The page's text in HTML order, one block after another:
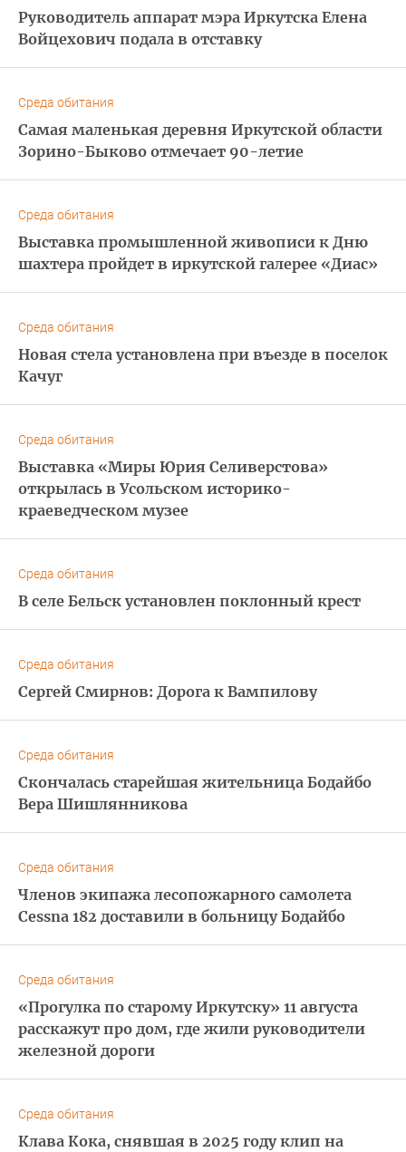
Руководитель аппарат мэра Иркутска Елена
Войцехович подала в отставку
Среда обитания
Самая маленькая деревня Иркутской области
Зорино-Быково отмечает 90-летие
Среда обитания
Выставка промышленной живописи к Дню
шахтера пройдет в иркутской галерее «Диас»
Среда обитания
Новая стела установлена при въезде в поселок
Качуг
Среда обитания
Выставка «Миры Юрия Селиверстова»
открылась в Усольском историко-
краеведческом музее
Среда обитания
В селе Бельск установлен поклонный крест
Среда обитания
Сергей Смирнов: Дорога к Вампилову
Среда обитания
Скончалась старейшая жительница Бодайбо
Вера Шишлянникова
Среда обитания
Членов экипажа лесопожарного самолета
Cessna 182 доставили в больницу Бодайбо
Среда обитания
«Прогулка по старому Иркутску» 11 августа
расскажут про дом, где жили руководители
железной дороги
Среда обитания
Клава Кока, снявшая в 2025 году клип на